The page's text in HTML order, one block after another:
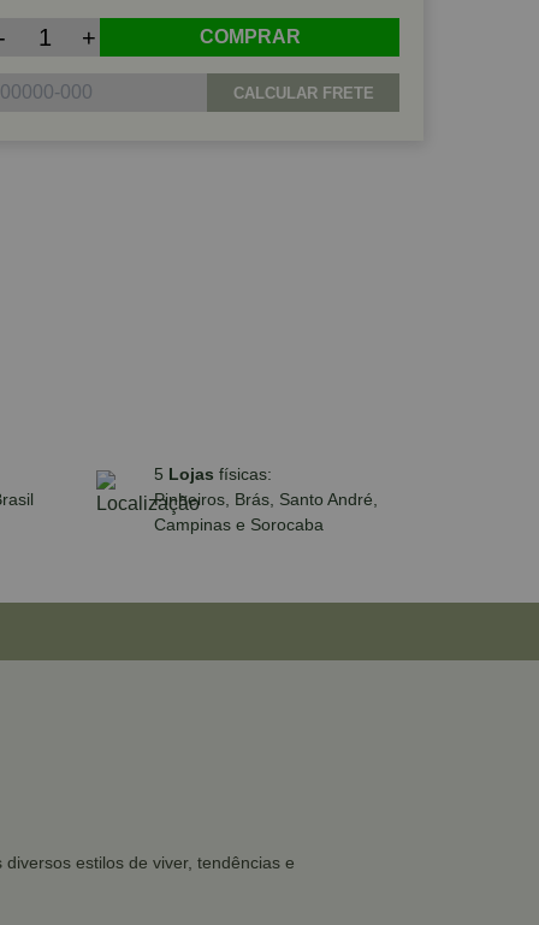
+ COMPRAR
CALCULAR FRETE
5 Lojas físicas:
Pinheiros, Brás, Santo André,
Campinas e Sorocaba
estilos de viver, tendências e